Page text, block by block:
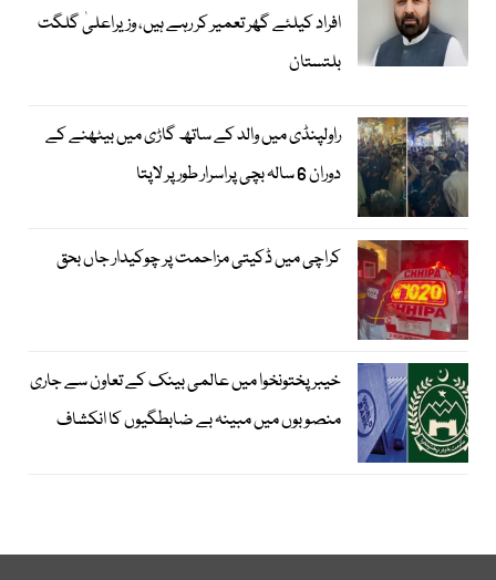
افراد کیلئے گھر تعمیر کر رہے ہیں، وزیراعلیٰ گلگت
بلتستان
راولپنڈی میں والد کے ساتھ گاڑی میں بیٹھنے کے
دوران 6 سالہ بچی پراسرار طور پر لاپتا
کراچی میں ڈکیتی مزاحمت پر چوکیدار جاں بحق
خیبرپختونخوا میں عالمی بینک کے تعاون سے جاری
منصوبوں میں مبینہ بے ضابطگیوں کا انکشاف